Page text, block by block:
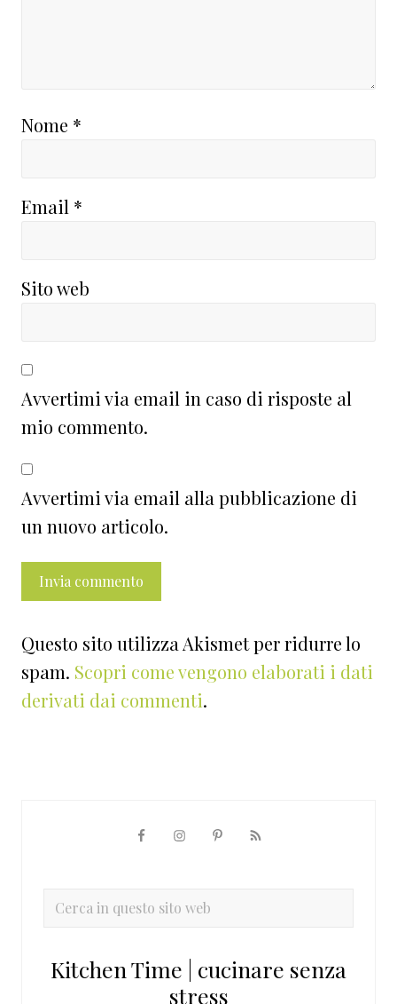
Nome *
Email *
Sito web
Avvertimi via email in caso di risposte al
mio commento.
Avvertimi via email alla pubblicazione di
un nuovo articolo.
Questo sito utilizza Akismet per ridurre lo
spam. Scopri come vengono elaborati i dati
derivati dai commenti.
primaria
Cerca
sito
Kitchen Time | cucinare senza
stress